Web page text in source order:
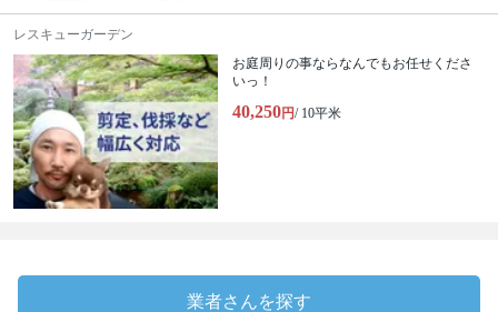
レスキューガーデン
お庭周りの事ならなんでもお任せくださ
いっ！
40,250円/ 10平米
業者さんを探す